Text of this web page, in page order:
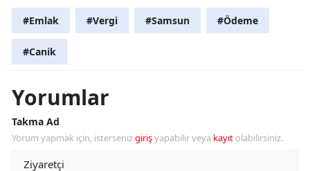
#Emlak #Vergi #Samsun #Ödeme
#Canik
Yorumlar
Takma Ad
Yorum yapmak için, istersenizgirişyapabilir veya kayıt olabilirsiniz.